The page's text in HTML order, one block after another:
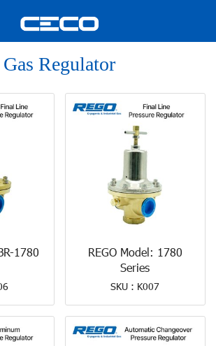
Gas Regulator
1780
REGO Model: 1780
Series
SKU : K007